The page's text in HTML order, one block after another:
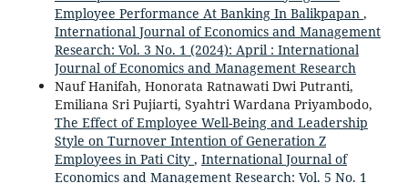
Employee Performance At Banking In Balikpapan ,
International Journal of Economics and Management
Research: Vol. 3 No. 1 (2024): April : International
Journal of Economics and Management Research
Nauf Hanifah, Honorata Ratnawati Dwi Putranti,
Emiliana Sri Pujiarti, Syahtri Wardana Priyambodo,
The Effect of Employee Well-Being and Leadership
Style on Turnover Intention of Generation Z
Employees in Pati City , International Journal of
Economics and Management Research: Vol. 5 No. 1